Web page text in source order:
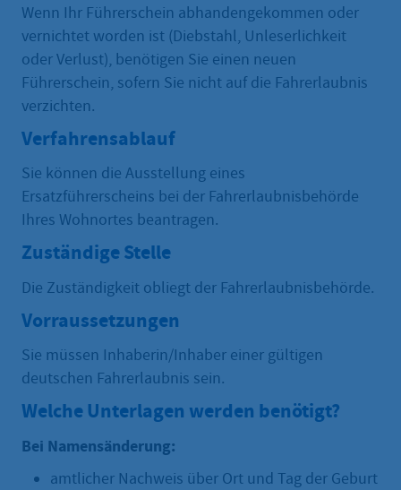
Wenn Ihr Führerschein abhandengekommen oder
vernichtet worden ist (Diebstahl, Unleserlichkeit
oder Verlust), benötigen Sie einen neuen
Führerschein, sofern Sie nicht auf die Fahrerlaubnis
verzichten.
Verfahrensablauf
Sie können die Ausstellung eines
Ersatzführerscheins bei der Fahrerlaubnisbehörde
Ihres Wohnortes beantragen.
Zuständige Stelle
Die Zuständigkeit obliegt der Fahrerlaubnisbehörde.
Vorraussetzungen
Sie müssen Inhaberin/Inhaber einer gültigen
deutschen Fahrerlaubnis sein.
Welche Unterlagen werden benötigt?
Bei Namensänderung:
amtlicher Nachweis über Ort und Tag der Geburt